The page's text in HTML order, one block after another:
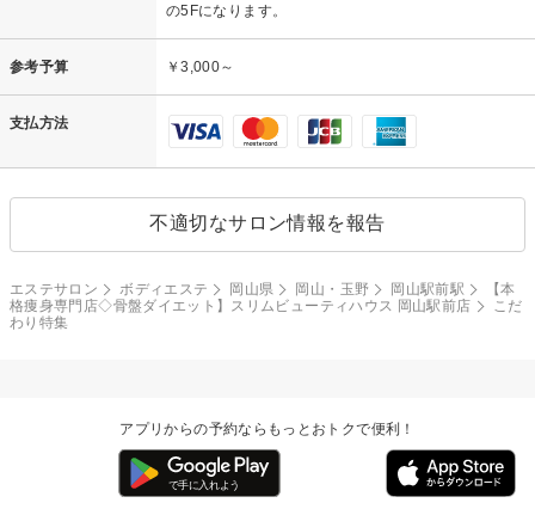
の5Fになります。
参考予算 ￥3,000～
支払方法
不適切なサロン情報を報告
エステサロン ボディエステ 岡山県 岡山・玉野 岡山駅前駅
【本
格痩身専門店◇骨盤ダイエット】スリムビューティハウス 岡山駅前店
こだ
わり特集
アプリからの予約ならもっとおトクで便利！